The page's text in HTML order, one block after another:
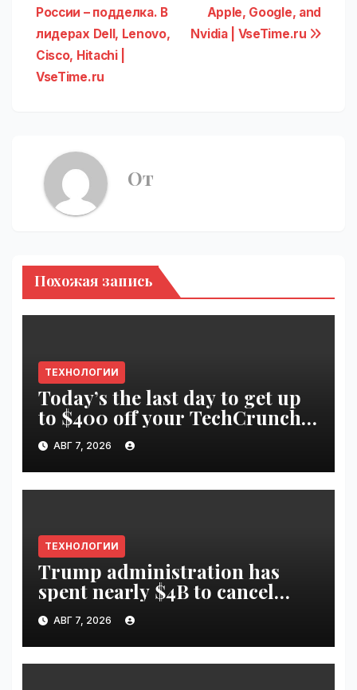
Apple, Google, and
Nvidia | VseTime.ru
России – подделка. В
лидерах Dell, Lenovo,
Cisco, Hitachi |
VseTime.ru
От
Похожая запись
ТЕХНОЛОГИИ
Today’s the last day to get up
to $400 off your TechCrunch
Disrupt 2026 ticket |
VseTime.ru
АВГ 7, 2026
ТЕХНОЛОГИИ
Trump administration has
spent nearly $4B to cancel
offshore wind farms |
VseTime.ru
АВГ 7, 2026